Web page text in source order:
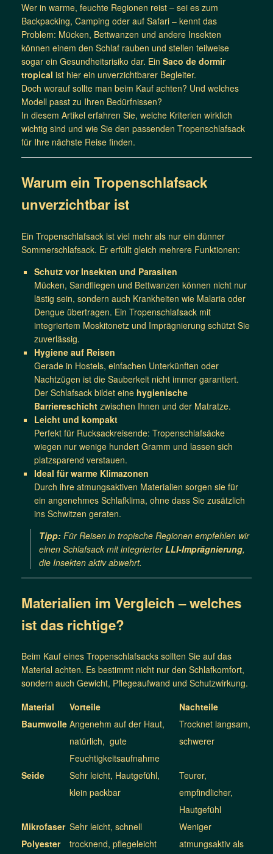
Wer in warme, feuchte Regionen reist – sei es zum
Backpacking, Camping oder auf Safari – kennt das
Problem: Mücken, Bettwanzen und andere Insekten
können einem den Schlaf rauben und stellen teilweise
sogar ein Gesundheitsrisiko dar. Ein Saco de dormir
tropical ist hier ein unverzichtbarer Begleiter.
Doch worauf sollte man beim Kauf achten? Und welches
Modell passt zu Ihren Bedürfnissen?
In diesem Artikel erfahren Sie, welche Kriterien wirklich
wichtig sind und wie Sie den passenden Tropenschlafsack
für Ihre nächste Reise finden.
Warum ein Tropenschlafsack
unverzichtbar ist
Ein Tropenschlafsack ist viel mehr als nur ein dünner
Sommerschlafsack. Er erfüllt gleich mehrere Funktionen:
Schutz vor Insekten und Parasiten
Mücken, Sandfliegen und Bettwanzen können nicht nur
lästig sein, sondern auch Krankheiten wie Malaria oder
Dengue übertragen. Ein Tropenschlafsack mit
integriertem Moskitonetz und Imprägnierung schützt Sie
zuverlässig.
Hygiene auf Reisen
Gerade in Hostels, einfachen Unterkünften oder
Nachtzügen ist die Sauberkeit nicht immer garantiert.
Der Schlafsack bildet eine hygienische
Barriereschicht zwischen Ihnen und der Matratze.
Leicht und kompakt
Perfekt für Rucksackreisende: Tropenschlafsäcke
wiegen nur wenige hundert Gramm und lassen sich
platzsparend verstauen.
Ideal für warme Klimazonen
Durch ihre atmungsaktiven Materialien sorgen sie für
ein angenehmes Schlafklima, ohne dass Sie zusätzlich
ins Schwitzen geraten.
Tipp: Für Reisen in tropische Regionen empfehlen wir
einen Schlafsack mit integrierterLLI-Imprägnierung,
die Insekten aktiv abwehrt.
Materialien im Vergleich – welches
ist das richtige?
Beim Kauf eines Tropenschlafsacks sollten Sie auf das
Material achten. Es bestimmt nicht nur den Schlafkomfort,
sondern auch Gewicht, Pflegeaufwand und Schutzwirkung.
Material
Vorteile
Nachteile
Baumwolle Angenehm auf der Haut,
natürlich, gute
Feuchtigkeitsaufnahme
Trocknet langsam,
schwerer
Seide
Sehr leicht, Hautgefühl,
klein packbar
Teurer,
empfindlicher,
Hautgefühl
Mikrofaser
Polyester
Sehr leicht, schnell
trocknend, pflegeleicht
Weniger
atmungsaktiv als